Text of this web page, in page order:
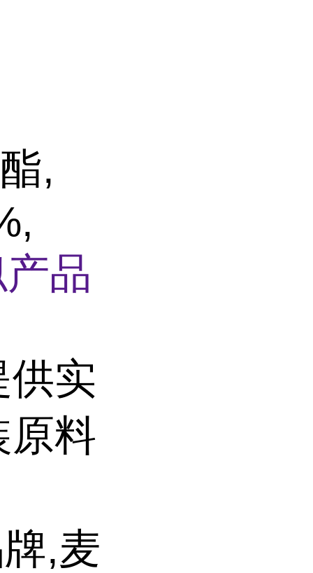
,
品
供实
原料
,麦